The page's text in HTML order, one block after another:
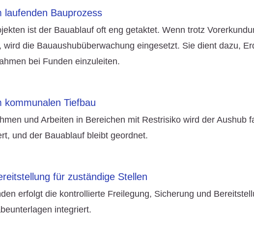
laufenden Bauprozess
ist der Bauablauf oft eng getaktet. Wenn trotz
die Bauaushubüberwachung eingesetzt. Sie dient dazu,
bei Funden einzuleiten.
kommunalen Tiefbau
und Arbeiten in Bereichen mit Restrisiko wird der
und der Bauablauf bleibt geordnet.
für zuständige Stellen
erfolgt die kontrollierte Freilegung, Sicherung und
integriert.